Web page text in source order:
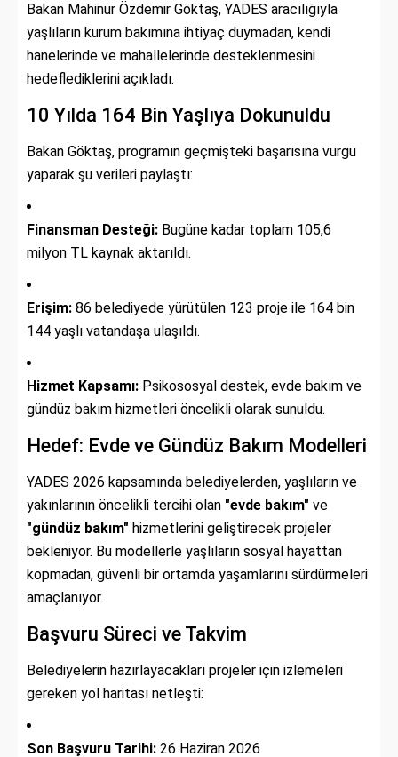
Bakan Mahinur Özdemir Göktaş, YADES aracılığıyla
yaşlıların kurum bakımına ihtiyaç duymadan, kendi
hanelerinde ve mahallelerinde desteklenmesini
hedeflediklerini açıkladı.
10 Yılda 164 Bin Yaşlıya Dokunuldu
Bakan Göktaş, programın geçmişteki başarısına vurgu
yaparak şu verileri paylaştı:
Finansman Desteği: Bugüne kadar toplam 105,6
milyon TL kaynak aktarıldı.
Erişim: 86 belediyede yürütülen 123 proje ile 164 bin
144 yaşlı vatandaşa ulaşıldı.
Hizmet Kapsamı: Psikososyal destek, evde bakım ve
gündüz bakım hizmetleri öncelikli olarak sunuldu.
Hedef: Evde ve Gündüz Bakım Modelleri
YADES 2026 kapsamında belediyelerden, yaşlıların ve
yakınlarının öncelikli tercihi olan "evde bakım" ve
"gündüz bakım" hizmetlerini geliştirecek projeler
bekleniyor. Bu modellerle yaşlıların sosyal hayattan
kopmadan, güvenli bir ortamda yaşamlarını sürdürmeleri
amaçlanıyor.
Başvuru Süreci ve Takvim
Belediyelerin hazırlayacakları projeler için izlemeleri
gereken yol haritası netleşti:
Son Başvuru Tarihi: 26 Haziran 2026